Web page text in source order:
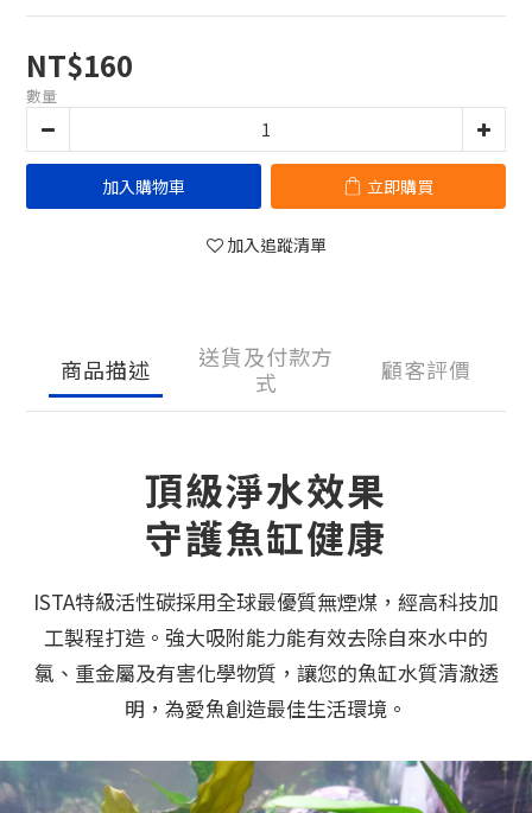
NT$160
數量
加入購物車 立即購買
加入追蹤清單
商品描述
送貨及付款方
式
顧客評價
頂級淨水效果
守護魚缸健康
ISTA特級活性碳採用全球最優質無煙煤，經高科技加
工製程打造。強大吸附能力能有效去除自來水中的
氯、重金屬及有害化學物質，讓您的魚缸水質清澈透
明，為愛魚創造最佳生活環境。